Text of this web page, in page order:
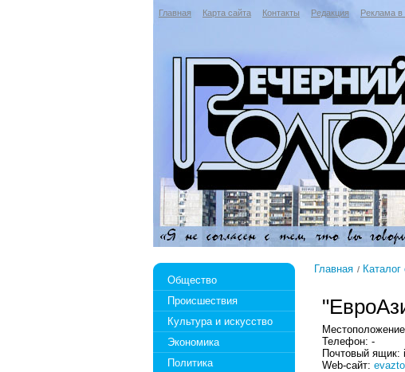
Главная Карта сайта Контакты Редакция Реклама в
Общество
Происшествия
Культура и искусство
Экономика
Политика
Главная Каталог
Телефон: -
Почтовый ящик:
Web-сайт: